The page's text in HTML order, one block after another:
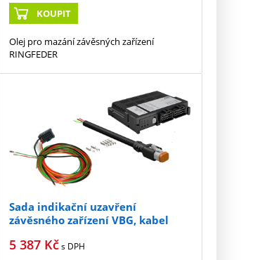
KOUPIT
Olej pro mazání závěsných zařízení
RINGFEDER
Sada indikační uzavření
závěsného zařízení VBG, kabel
5 387 Kčs DPH